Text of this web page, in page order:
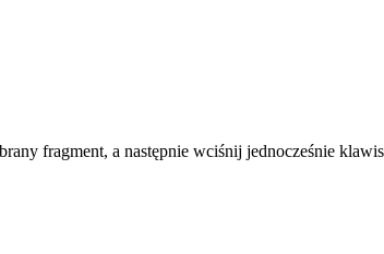
fragment, a następnie wciśnij jednocześnie